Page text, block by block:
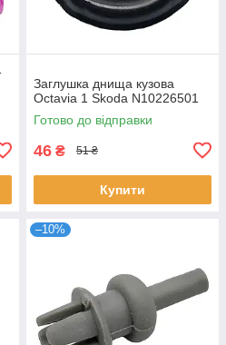
Заглушка днища кузова
Octavia 1 Skoda N10226501
Готово до відправки
46 ₴ 51 ₴
Купити
–10%